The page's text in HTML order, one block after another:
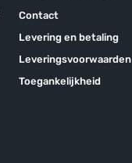
Contact
Levering en betaling
Leveringsvoorwaarden
Toegankelijkheid